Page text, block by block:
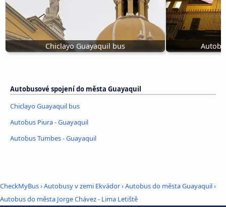
Chiclayo Guayaquil bus
Autobusové spojení do města Guayaquil
Chiclayo Guayaquil bus
Autobus Piura - Guayaquil
Autobus Tumbes - Guayaquil
CheckMyBus›Autobusy v zemi Ekvádor›Autobus do města Guayaquil›
Autobus do města Jorge Chávez - Lima Letiště